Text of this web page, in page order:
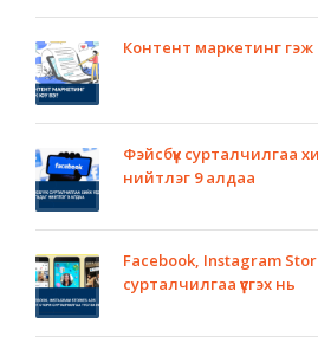
Контент маркетинг гэж
Фэйсбүүк сурталчилгаа
нийтлэг 9 алдаа
Facebook, Instagram
сурталчилгаа үүсгэх нь